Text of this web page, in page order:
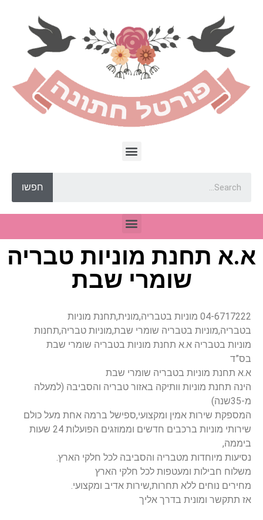
חפשו
א.א תחנת מוניות טבריה
שומרי שבת
04-6717222 מוניות בטבריה,מונית,תחנת מוניות
בטבריה,מוניות בטבריה שומרי שבת,מוניות טבריה,תחנות
מוניות בטבריה א.א תחנת מוניות בטבריה שומרי שבת
בס”ד
א.א תחנת מוניות בטבריה שומרי שבת
הינה תחנת מוניות וותיקה באזור טבריה והסביבה (למעלה
מ-35שנה)
המספקת שירות אמין ומקצועי,ספישל ברמה אחת מעל כולם
שירותי מוניות ברכבים חדשים וממוזגים הפועלות 24 שעות
ביממה,
נסיעות מיוחדות מטבריה והסביבה לכל חלקי הארץ.
משלוח חבילות ומעטפות לכל חלקי הארץ
מחירים נוחים ללא תחרות,שירות אדיב ומקצועי.
אז תתקשר ומונית בדרך אליך